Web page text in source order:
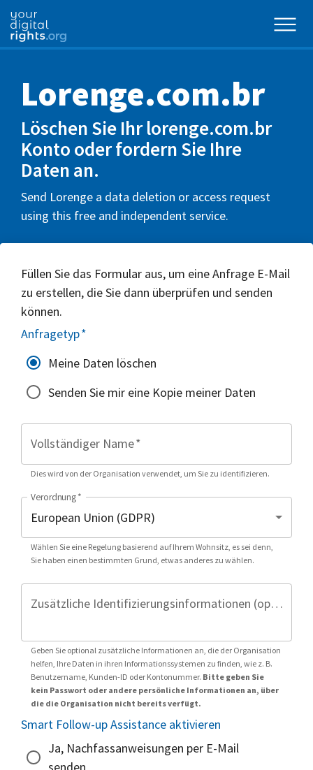
Lorenge.com.br
Löschen Sie Ihr lorenge.com.br
Konto oder fordern Sie Ihre
Daten an.
Send Lorenge a data deletion or access request
using this free and independent service.
Füllen Sie das Formular aus, um eine Anfrage E-Mail
zu erstellen, die Sie dann überprüfen und senden
können.
Anfragetyp*
Meine Daten löschen
Senden Sie mir eine Kopie meiner Daten
Vollständiger Name*
Dies wird von der Organisation verwendet, um Sie zu identifizieren.
Verordnung*
Wählen Sie eine Regelung basierend auf Ihrem Wohnsitz, es sei denn,
Sie haben einen bestimmten Grund, etwas anderes zu wählen.
Zusätzliche Identifizierungsinformationen (optional)
Geben Sie optional zusätzliche Informationen an, die der Organisation
helfen, Ihre Daten in ihren Informationssystemen zu finden, wie z. B.
Benutzername, Kunden-ID oder Kontonummer. Bitte geben Sie
kein Passwort oder andere persönliche Informationen an, über
die die Organisation nicht bereits verfügt.
Smart Follow-up Assistance aktivieren
Ja, Nachfassanweisungen per E-Mail
senden